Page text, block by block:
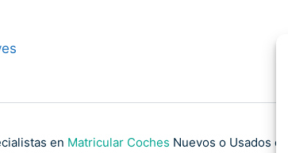
en Matricular Coches Nuevos o Usados